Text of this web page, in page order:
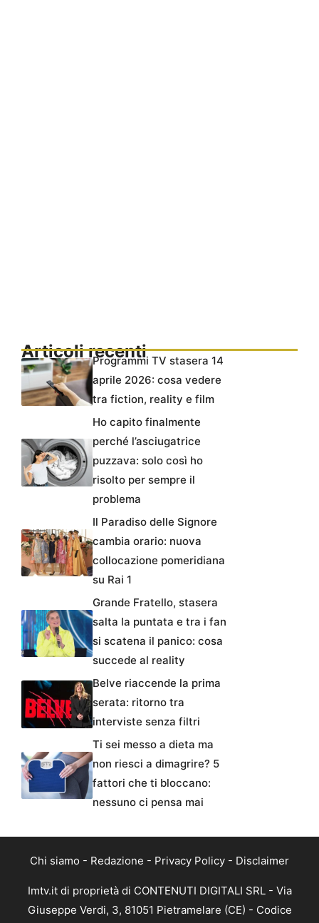
Articoli recentiProgrammi TV stasera 14
aprile 2026: cosa vedere
tra fiction, reality e film
Ho capito finalmente
perché l’asciugatrice
puzzava: solo così ho
risolto per sempre il
problema
Il Paradiso delle Signore
cambia orario: nuova
collocazione pomeridiana
su Rai 1
Grande Fratello, stasera
salta la puntata e tra i fan
si scatena il panico: cosa
succede al reality
Belve riaccende la prima
serata: ritorno tra
interviste senza filtri
Ti sei messo a dieta ma
non riesci a dimagrire? 5
fattori che ti bloccano:
nessuno ci pensa mai
Chi siamo - Redazione - Privacy Policy - Disclaimer
Imtv.it di proprietà di CONTENUTI DIGITALI SRL - Via
Giuseppe Verdi, 3, 81051 Pietramelare (CE) - Codice